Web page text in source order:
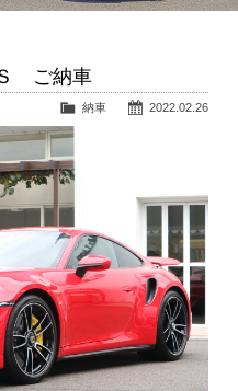
ご納車
2022.02.26
納車